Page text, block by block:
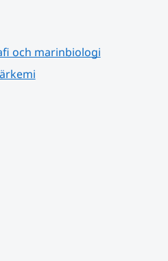
och marinbiologi